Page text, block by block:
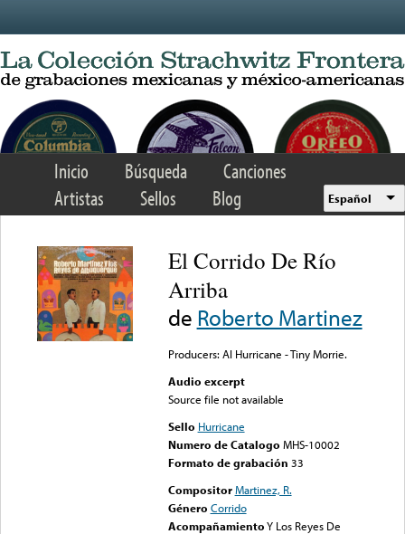
Inicio Búsqueda
Canciones
Artistas
Sellos Blog Español
El Corrido De Río
Arriba
de Roberto Martinez
Producers: Al Hurricane - Tiny Morrie.
Audio excerpt
Source file not available
Sello Hurricane
Numero de Catalogo MHS-10002
Formato de grabación 33
Compositor Martinez, R.
Género Corrido
AcompañamientoY Los Reyes De